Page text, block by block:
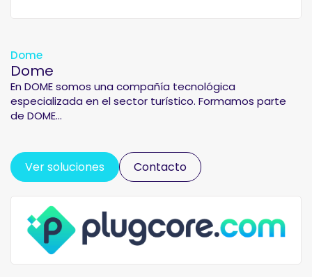
Dome
Dome
En DOME somos una compañía tecnológica
especializada en el sector turístico. Formamos parte
de DOME...
Ver soluciones Contacto